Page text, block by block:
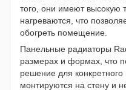
того, они имеют высокую
нагреваются, что
обогреть помещение.
Панельные радиаторы
размерах и формах, что
решение для
монтируются на стену и